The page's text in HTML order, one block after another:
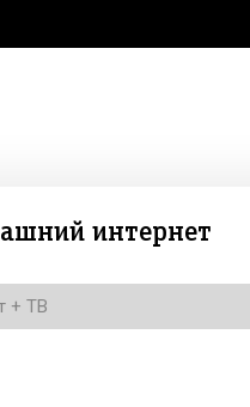
интернет
+ ТВ